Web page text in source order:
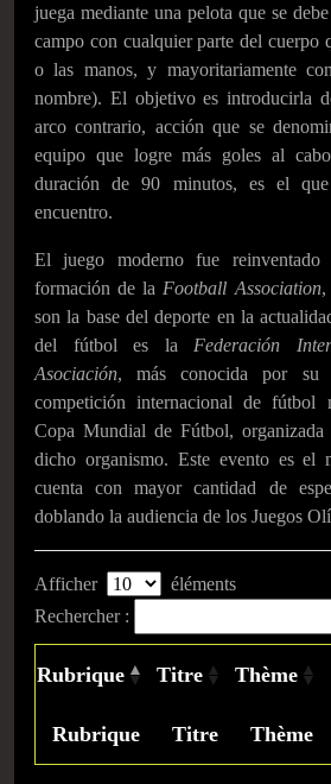
juega mediante una pelota que se
campo con cualquier parte del cuerpo
o las manos, y mayoritariamente
nombre). El objetivo es introducirla
arco contrario, acción que se
equipo que logre más goles al
duración de 90 minutos, es el
encuentro.
El juego moderno fue
formación de la Football Association,
son la base del deporte en la
del fútbol es la Federación
Asociación, más conocida por su
competición internacional de fútbol
Copa Mundial de Fútbol, organizada
dicho organismo. Este evento es el
cuenta con mayor cantidad de
doblando la audiencia de los Juegos
Afficher
éléments
Rechercher :
Rubrique Titre Thème
Rubrique
Titre Thème